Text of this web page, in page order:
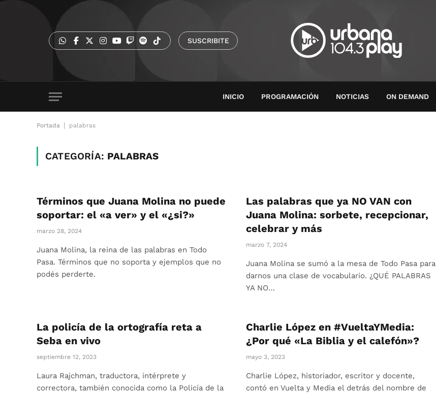
SUSCRIBITE
INICIO PROGRAMACIÓN NOTICIAS ON DEMAND
Portada palabras
CATEGORÍA: PALABRAS
Términos que Juana Molina no puede
soportar: el «a ver» y el «¿si?»
marzo 28, 2024
Juana Molina, la reina de las palabras en Todo
Pasa. Términos que no soporta y ejemplos que no
podés perderte.
Las palabras que ya NO VAN con
Juana Molina: sorbete, recepcionar,
celebrar y más
marzo 7, 2024
Juana Molina se sumó a la mesa de Todo Pasa para
darnos una clase de vocabulario. ¿QUÉ PALABRAS
YA NO…
La policía de la ortografía reta a
Seba en vivo
septiembre 12, 2023
Laura Rajchman, traductora, intérprete y
correctora, también conocida como la Policía de la
Charlie López en #VueltaYMedia:
¿Por qué «La Biblia y el calefón»?
mayo 3, 2023
Charlie López, historiador, escritor y docente,
contó en Vuelta y Media el detrás del nombre de